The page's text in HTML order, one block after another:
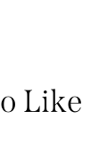
Like